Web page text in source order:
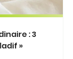
: 3
»